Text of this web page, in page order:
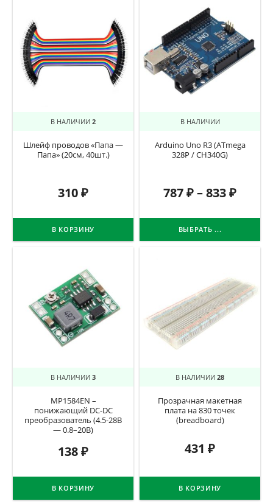
В НАЛИЧИИ 2
Шлейф проводов «Папа —
Папа» (20см, 40шт.)
310₽
В КОРЗИНУ
В НАЛИЧИИ
Arduino Uno R3 (ATmega
328P / CH340G)
787₽–833₽
ВЫБРАТЬ ...
В НАЛИЧИИ 3
MP1584EN –
понижающий DC-DC
преобразователь (4.5-28В
— 0.8–20В)
138₽
В КОРЗИНУ
В НАЛИЧИИ 28
Прозрачная макетная
плата на 830 точек
(breadboard)
431 ₽
В КОРЗИНУ